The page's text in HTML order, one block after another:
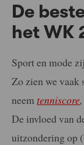
De
het WK
Sport en mode
Zo zien we vaak
neem tenniscore,
De invloed van
uitzondering op